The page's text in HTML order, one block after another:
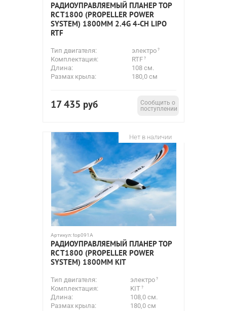
РАДИОУПРАВЛЯЕМЫЙ ПЛАНЕР TOP
RC T1800 (PROPELLER POWER
SYSTEM) 1800ММ 2.4G 4-CH LIPO
RTF
Тип двигателя:
электро
Комплектация:
RTF
Длина:
108 см.
Размах крыла:
180,0 см
17 435 руб
Сообщить о
поступлении
Нет в наличии
Артикул:top091A
РАДИОУПРАВЛЯЕМЫЙ ПЛАНЕР TOP
RC T1800 (PROPELLER POWER
SYSTEM) 1800ММ KIT
Тип двигателя:
электро
Комплектация:
KIT
Длина:
108,0 см.
Размах крыла:
180,0 см